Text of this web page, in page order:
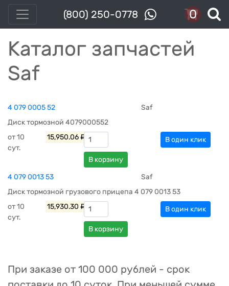
(800) 250-0778 0
Каталог запчастей
Saf
4 079 0005 52
Saf
Диск тормозной 4079000552
от 10
сут.
15,950.06 ₽
В корзину
В один клик
4 079 0013 53
Saf
Диск тормозной грузового прицепа 4 079 0013 53
от 10
сут.
15,930.30 ₽
В корзину
В один клик
При заказе от 100 000 рублей - срок